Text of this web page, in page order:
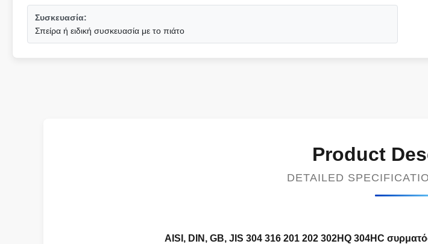
Συσκευασία:
Σπείρα ή ειδική συσκευασία με το πιάτο
Product
DETAILED
AISI, DIN, GB, JIS 304 316 201 202 302HQ 304HC